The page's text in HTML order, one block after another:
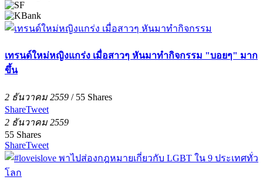
เทรนด์ใหม่หญิงแกร่ง เมื่อสาวๆ หันมาทำกิจกรรม "บอยๆ" มาก
ขึ้น
2 ธันวาคม 2559 / 55 Shares
ShareTweet
2 ธันวาคม 2559
55 Shares
ShareTweet